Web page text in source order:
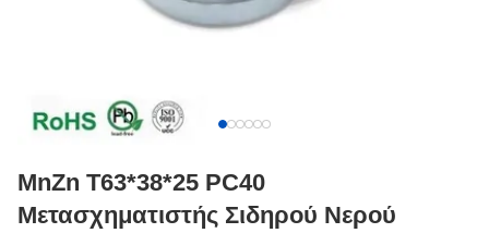
MnZn T63*38*25 PC40
Μετασχηματιστής Σιδηρού Νερού